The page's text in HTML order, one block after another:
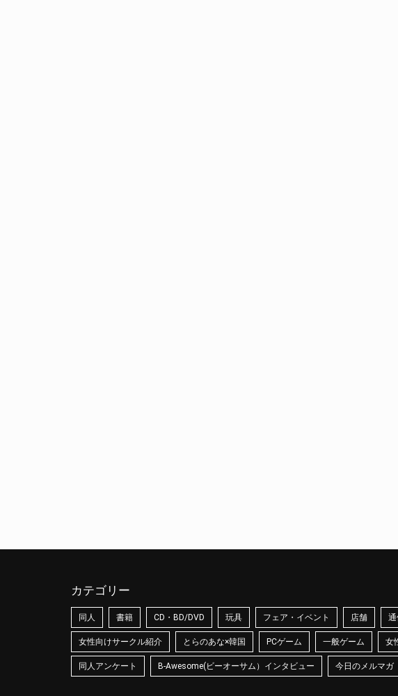
カテゴリー
同人 書籍 CD・BD/DVD 玩具 フェア・イベント 店舗
女性向けサークル紹介 とらのあな×韓国 PCゲーム 一般ゲーム 女
同人アンケート B-Awesome(ビーオーサム）インタビュー 今日のメルマガ